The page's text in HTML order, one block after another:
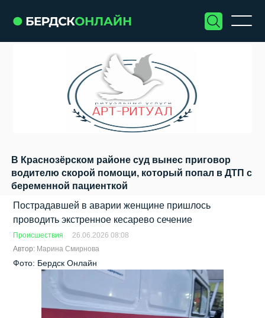
В Краснозёрском районе суд вынес приговор
водителю скорой помощи, который попал в ДТП с
беременной пациенткой
Пострадавшей в аварии женщине пришлось
проводить экстренное кесарево сечение
Происшествия
26.06.2026 08:08
Автор: Марина Смирнова
Фото: Бердск Онлайн